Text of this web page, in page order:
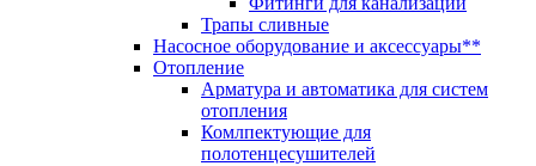
Трапы сливные
Насосное оборудование и аксессуары**
Отопление
Арматура и автоматика для систем
отопления
Комлпектующие для
полотенцесушителей